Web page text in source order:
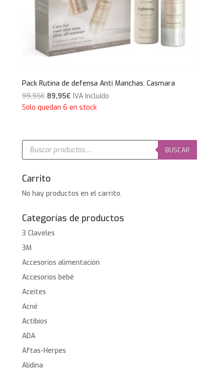
Pack Rutina de defensa Anti Manchas. Casmara
99,95€ El
precio
99,95€.
89,95€El
precio
89,95€.
IVA Incluido
Solo quedan 6 en stock
Búsqueda
productos
BUSCAR
Carrito
No hay productos en el carrito.
Categorías de productos
3 Claveles
3M
Accesorios alimentación
Accesorios bebé
Aceites
Acné
Actibios
ADA
Aftas-Herpes
Alidina